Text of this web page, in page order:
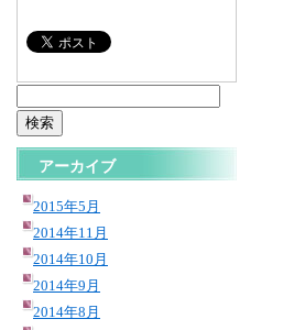
索:
アーカイブ
2015年5月
2014年11月
2014年10月
2014年9月
2014年8月